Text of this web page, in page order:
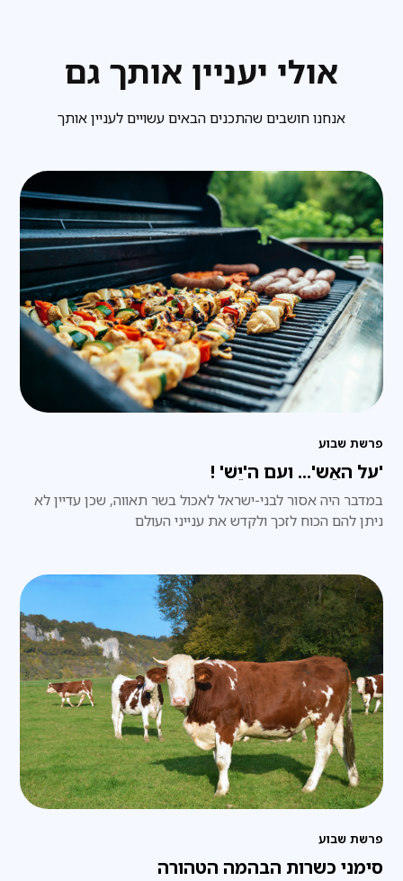
אולי יעניין אותך גם
אנחנו חושבים שהתכנים הבאים עשויים לעניין אותך
פרשת שבוע
'על האֵש'... ועם ה'יֵשׁ' !
במדבר היה אסור לבני-ישראל לאכול בשר תאווה, שכן עדיין לא
ניתן להם הכוח לזכך ולקדש את ענייני העולם
פרשת שבוע
סימני כשרות הבהמה הטהורה